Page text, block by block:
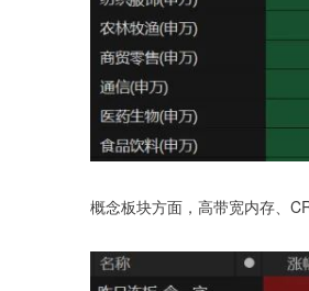
概念板块方面，高带宽内存、